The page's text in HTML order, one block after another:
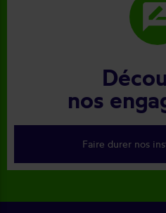
nos
Faire durer nos